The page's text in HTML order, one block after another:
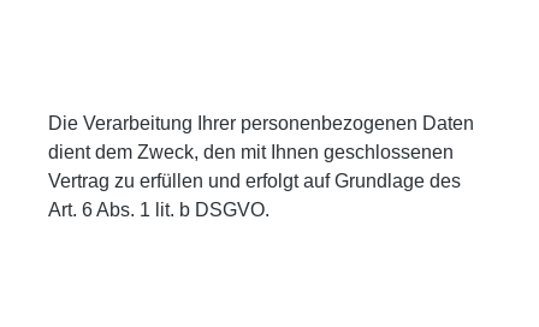
Die Verarbeitung Ihrer personenbezogenen Daten
dient dem Zweck, den mit Ihnen geschlossenen
Vertrag zu erfüllen und erfolgt auf Grundlage des
Art. 6 Abs. 1 lit. b DSGVO.